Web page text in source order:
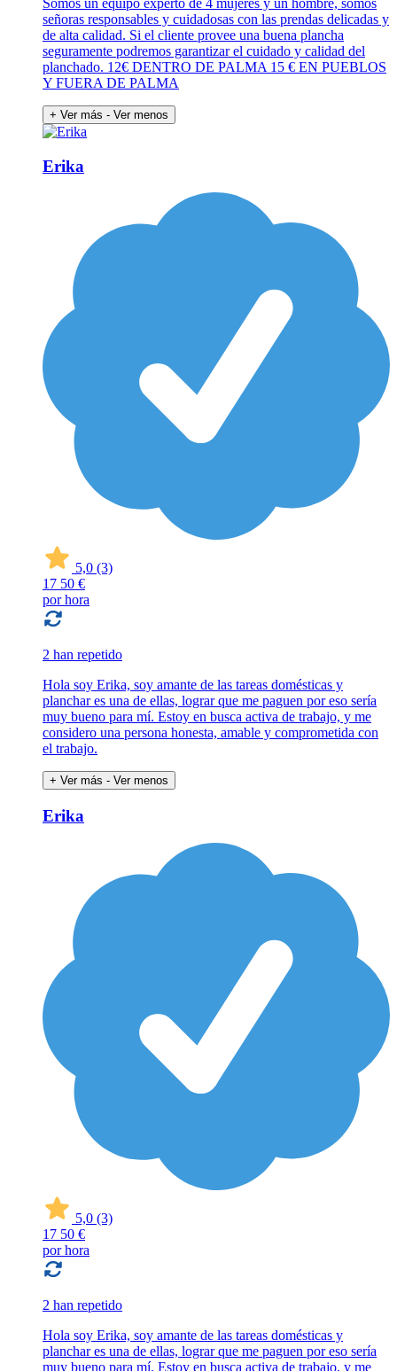
Somos un equipo experto de 4 mujeres y un hombre, somos
señoras responsables y cuidadosas con las prendas delicadas y
de alta calidad. Si el cliente provee una buena plancha
seguramente podremos garantizar el cuidado y calidad del
planchado. 12€ DENTRO DE PALMA 15 € EN PUEBLOS
Y FUERA DE PALMA
+ Ver más - Ver menos
Erika
5,0 (3)
17 50 €
por hora
2 han repetido
Hola soy Erika, soy amante de las tareas domésticas y
planchar es una de ellas, lograr que me paguen por eso sería
muy bueno para mí. Estoy en busca activa de trabajo, y me
considero una persona honesta, amable y comprometida con
el trabajo.
+ Ver más - Ver menos
Erika
5,0 (3)
17 50 €
por hora
2 han repetido
Hola soy Erika, soy amante de las tareas domésticas y
planchar es una de ellas, lograr que me paguen por eso sería
muy bueno para mí. Estoy en busca activa de trabajo, y me